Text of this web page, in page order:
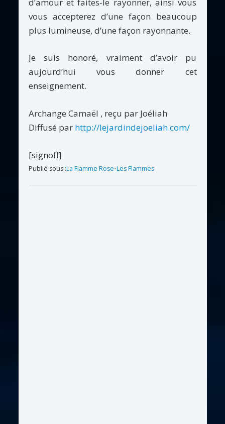
vous accepterez d’une façon beaucoup
plus lumineuse, d’une façon rayonnante.
Je suis honoré, vraiment d’avoir pu
aujourd’hui vous donner cet
enseignement.
Archange Camaël , reçu par Joéliah
Diffusé par http://lejardindejoeliah.com/
[signoff]
Publié sous :La Flamme Rose•Les Flammes